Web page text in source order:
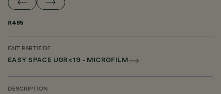
R485
FAIT PARTIE DE
EASY SPACE UGR<19 - MICROFILM
DESCRIPTION